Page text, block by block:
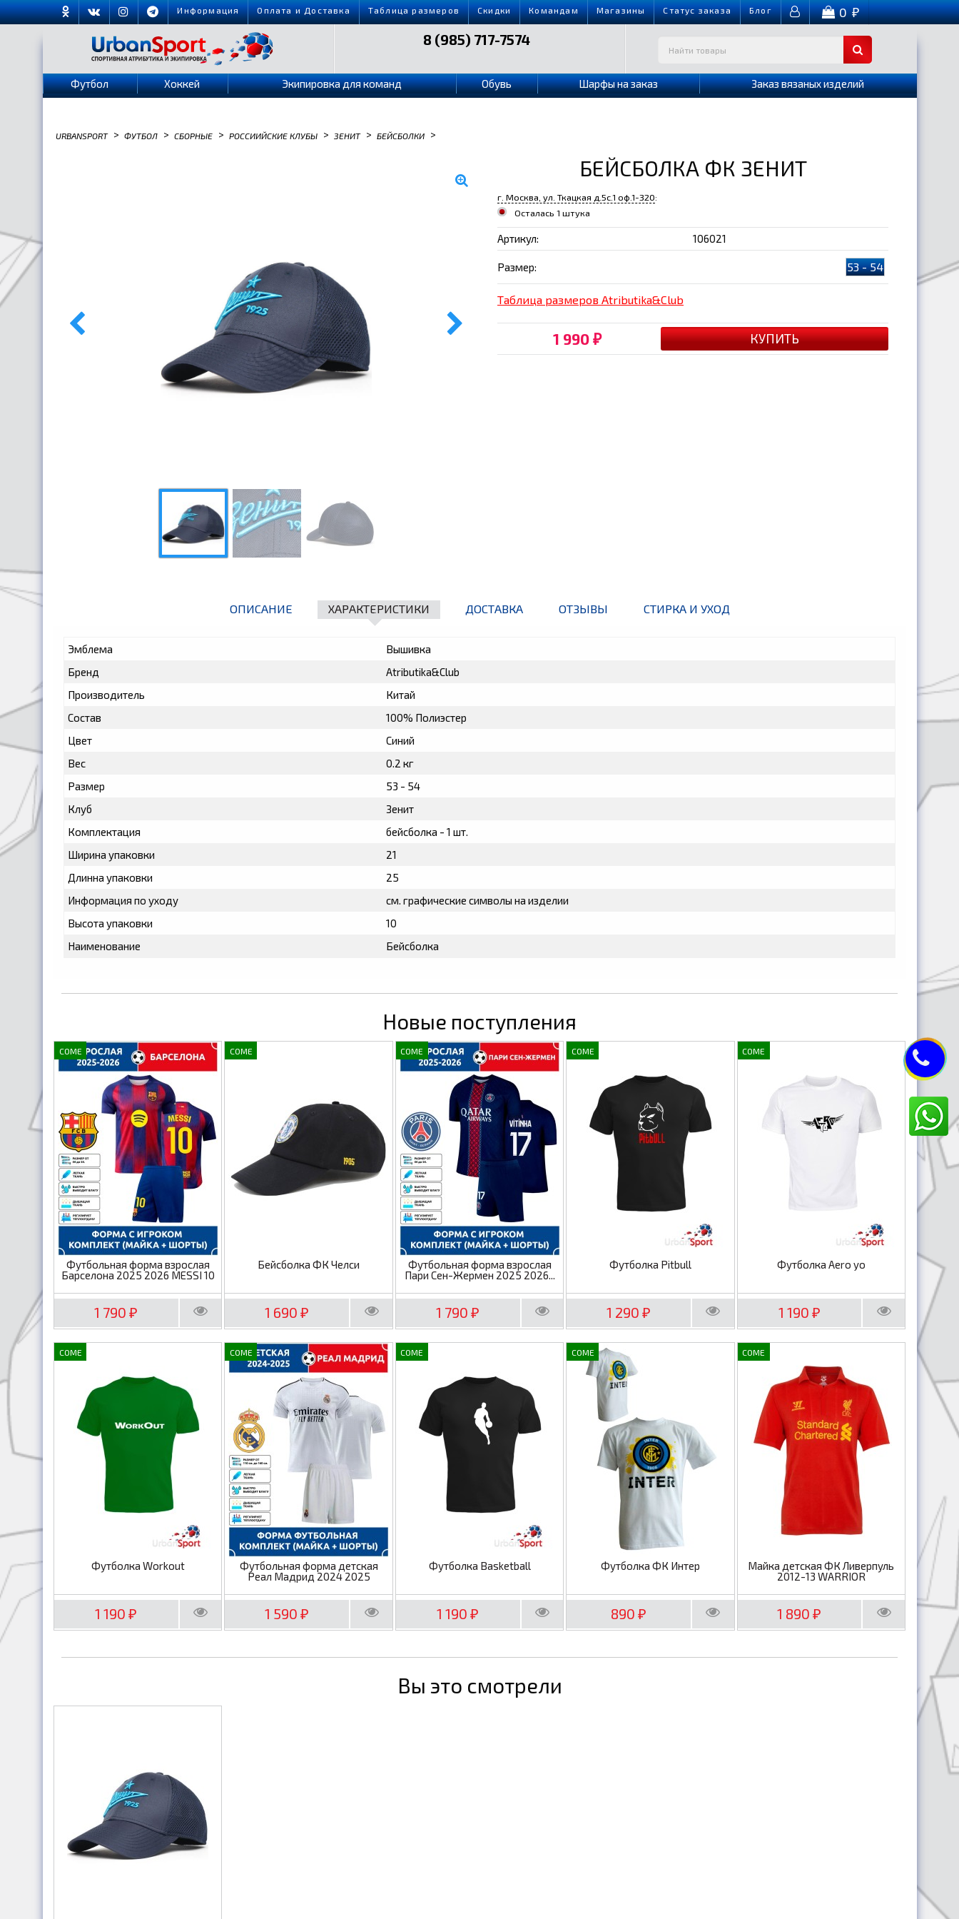
Информация Оплата и Доставка Таблица размеров Скидки Командам Магазины Cтатус заказа Блог 0₽
8 (985) 717-7574
Футбол Хоккей Экипировка для команд Обувь Шарфы на заказ Заказ вязаных изделий
URBANSPORT > ФУТБОЛ > СБОРНЫЕ > РОССИИЙСКИЕ КЛУБЫ > ЗЕНИТ > БЕЙСБОЛКИ >
БЕЙСБОЛКА ФК ЗЕНИТ
г. Москва, ул. Ткацкая д.5с.1 оф.1-320:
Осталась 1 штука
Артикул: 106021
Размер: 53 - 54
Таблица размеров Atributika&Club
1 990 ₽
ОПИСАНИЕ ХАРАКТЕРИСТИКИ ДОСТАВКА ОТЗЫВЫ СТИРКА И УХОД
Эмблема
Вышивка
Бренд
Atributika&Club
Производитель
Китай
Состав
100% Полиэстер
Цвет
Синий
Вес
0.2 кг
Размер
53 - 54
Клуб
Зенит
Комплектация
бейсболка - 1 шт.
Ширина упаковки
21
Длинна упаковки
25
Информация по уходу
см. графические символы на изделии
Высота упаковки
10
Наименование
Бейсболка
Новые поступления
COME
Футбольная форма взрослая
Барселона 2025 2026 MESSI 10
1 790₽
COME
Бейсболка ФК Челси
1 690₽
COME
Футбольная форма взрослая
Пари Сен-Жермен 2025 2026...
1 790₽
COME
Футболка Pitbull
1 290₽
COME
Футболка Aero yo
1 190 ₽
COME
Футболка Workout
1 190₽
COME
Футбольная форма детская
Реал Мадрид 2024 2025
1 590₽
COME
Футболка Basketball
1 190₽
COME
Футболка ФК Интер
890₽
COME
Майка детская ФК Ливерпуль
2012-13 WARRIOR
1 890₽
Вы это смотрели